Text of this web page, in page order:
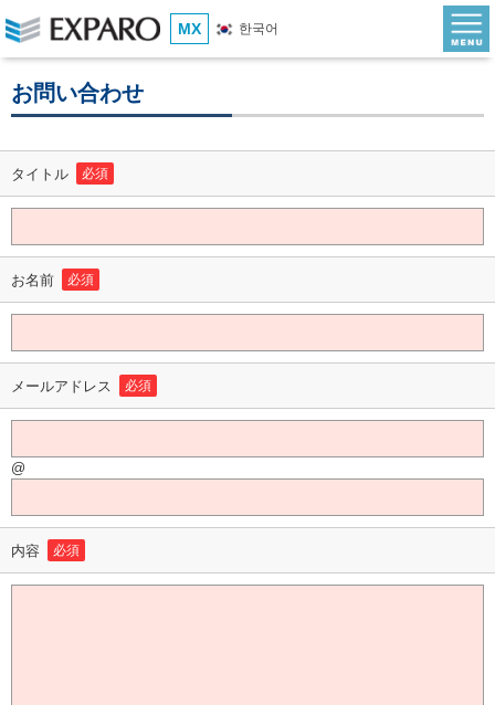
MX 한국어
お問い合わせ
タイトル 必須
お名前 必須
メールアドレス 必須
@
内容 必須